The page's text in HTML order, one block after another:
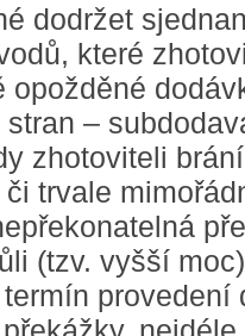
dodržet
které
opožděné
–
zhotoviteli
trvale
(tzv. vyšší
provedení